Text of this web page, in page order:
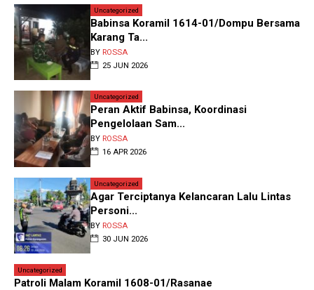
Uncategorized
Babinsa Koramil 1614-01/Dompu Bersama
Karang Ta...
BY ROSSA
25 JUN 2026
Uncategorized
Peran Aktif Babinsa, Koordinasi
Pengelolaan Sam...
BY ROSSA
16 APR 2026
Uncategorized
Agar Terciptanya Kelancaran Lalu Lintas
Personi...
BY ROSSA
30 JUN 2026
Uncategorized
Patroli Malam Koramil 1608-01/Rasanae